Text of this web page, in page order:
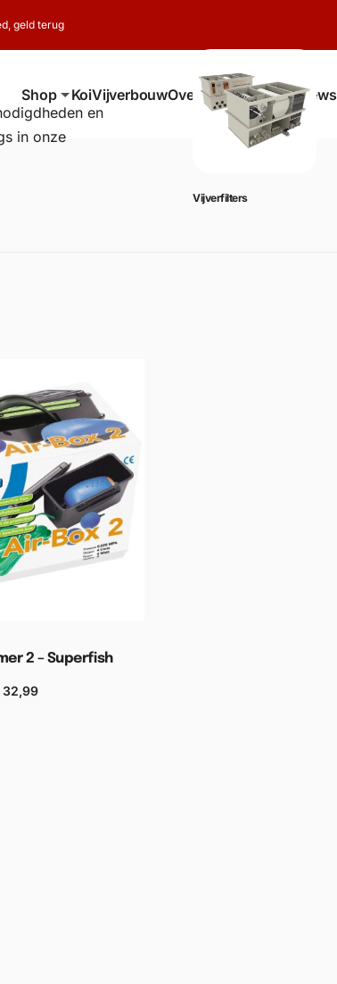
geld terug
Shop KoiVijverbouwOver onsContactReviews
en
in onze
Vijverfilters
2 – Superfish
32,99